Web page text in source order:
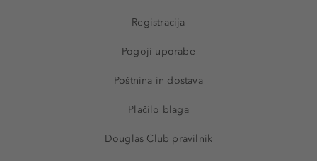
Registracija
Pogoji uporabe
Poštnina in dostava
Plačilo blaga
Douglas Club pravilnik